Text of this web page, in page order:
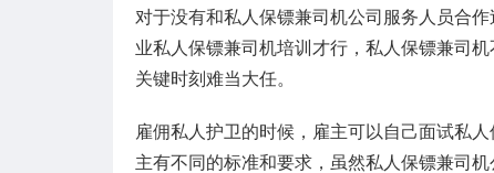
对于没有和私人保镖兼司机公司服务人员合
业私人保镖兼司机培训才行，私人保镖兼司
关键时刻难当大任。
雇佣私人护卫的时候，雇主可以自己面试私
主有不同的标准和要求，虽然私人保镖兼司